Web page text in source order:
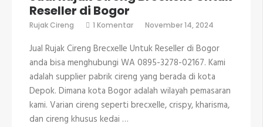
Reseller di Bogor
Rujak Cireng 1 Komentarpada
Cireng
Brecxelle
Untuk
Reseller
Bogor
November 14, 2024
Jual Rujak Cireng Brecxelle Untuk Reseller di Bogor
anda bisa menghubungi WA 0895-3278-02167. Kami
adalah supplier pabrik cireng yang berada di kota
Depok. Dimana kota Bogor adalah wilayah pemasaran
kami. Varian cireng seperti brecxelle, crispy, kharisma,
dan cireng khusus kedai …